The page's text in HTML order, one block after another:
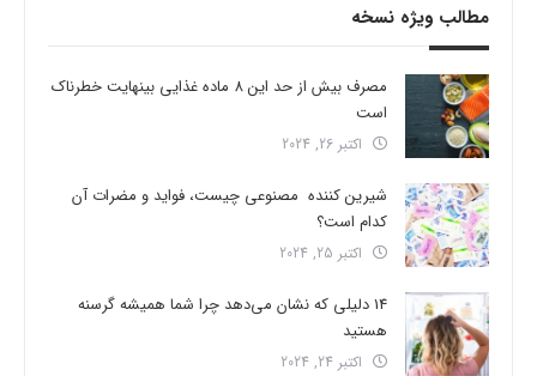
مطالب ویژه نسخه
مصرف بیش از حد این 8 ماده غذایی بینهایت خطرناک
است
اکتبر 26, 2024
شیرین کننده مصنوعی چیست، فواید و مضرات آن
کدام است؟
اکتبر 25, 2024
14 دلیلی که نشان می‌دهد چرا شما همیشه گرسنه
هستید
اکتبر 24, 2024